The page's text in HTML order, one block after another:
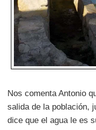
Nos comenta Antonio
salida de la población,
dice que el agua le es